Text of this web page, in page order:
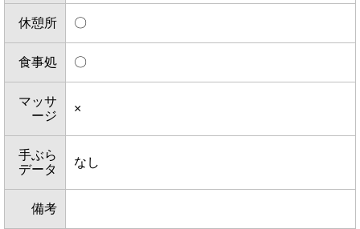
休憩所 〇
食事処 〇
マッサ
ージ
×
手ぶら
データ
なし
備考